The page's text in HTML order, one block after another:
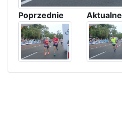
Poprzednie Aktualne